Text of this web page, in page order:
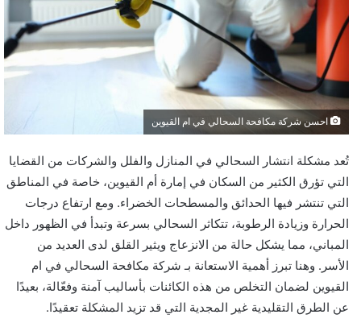
احسن شركة مكافحة السحالي في ام القيوين
تُعد مشكلة انتشار السحالي في المنازل والفلل والشركات من القضايا
التي تؤرق الكثير من السكان في إمارة أم القيوين، خاصة في المناطق
التي تنتشر فيها الحدائق والمسطحات الخضراء. ومع ارتفاع درجات
الحرارة وزيادة الرطوبة، تتكاثر السحالي بسرعة وتبدأ في الظهور داخل
المباني، مما يشكل حالة من الانزعاج ويثير القلق لدى العديد من
الأسر. وهنا تبرز أهمية الاستعانة بـ شركة مكافحة السحالي في ام
القيوين لضمان التخلص من هذه الكائنات بأساليب آمنة وفعّالة، بعيدًا
عن الطرق التقليدية غير المجدية التي قد تزيد المشكلة تعقيدًا.